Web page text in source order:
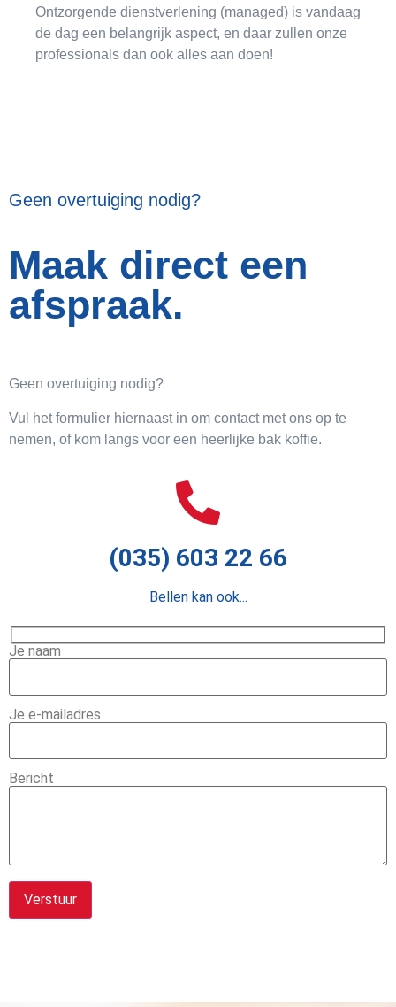
Ontzorgende dienstverlening (managed) is vandaag
de dag een belangrijk aspect, en daar zullen onze
professionals dan ook alles aan doen!
Geen overtuiging nodig?
Maak direct een
afspraak.
Geen overtuiging nodig?
Vul het formulier hiernaast in om contact met ons op te
nemen, of kom langs voor een heerlijke bak koffie.
(035) 603 22 66
Bellen kan ook...
Je naam
Je e-mailadres
Bericht